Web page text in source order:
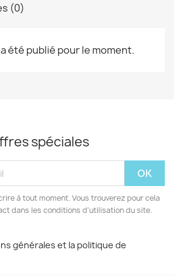
(0)
été publié pour le moment.
spéciales
à tout moment. Vous trouverez pour cela
dans les conditions d'utilisation du site.
générales et la politique de